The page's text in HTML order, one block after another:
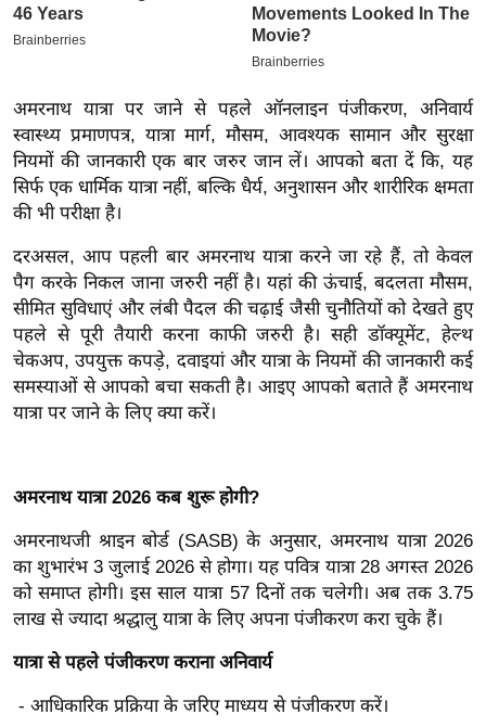
पे
प
मि
सा
ल
बे
मि
सा
ल
श
ख्सि
य
त
इं
डि
या
सा
हि
त्य
ग
अमरनाथ यात्रा पर जाने से पहले ऑनलाइन पंजीकरण, अनिवार्य
स्वास्थ्य प्रमाणपत्र, यात्रा मार्ग, मौसम, आवश्यक सामान और सुरक्षा
नियमों की जानकारी एक बार जरुर जान लें। आपको बता दें कि, यह
सिर्फ एक धार्मिक यात्रा नहीं, बल्कि धैर्य, अनुशासन और शारीरिक क्षमता
की भी परीक्षा है।
दरअसल, आप पहली बार अमरनाथ यात्रा करने जा रहे हैं, तो केवल
पैग करके निकल जाना जरुरी नहीं है। यहां की ऊंचाई, बदलता मौसम,
सीमित सुविधाएं और लंबी पैदल की चढ़ाई जैसी चुनौतियों को देखते हुए
पहले से पूरी तैयारी करना काफी जरुरी है। सही डॉक्यूमेंट, हेल्थ
चेकअप, उपयुक्त कपड़े, दवाइयां और यात्रा के नियमों की जानकारी कई
समस्याओं से आपको बचा सकती है। आइए आपको बताते हैं अमरनाथ
यात्रा पर जाने के लिए क्या करें।
अमरनाथ यात्रा 2026 कब शुरू होगी?
अमरनाथजी श्राइन बोर्ड (SASB) के अनुसार, अमरनाथ यात्रा 2026
का शुभारंभ 3 जुलाई 2026 से होगा। यह पवित्र यात्रा 28 अगस्त 2026
को समाप्त होगी। इस साल यात्रा 57 दिनों तक चलेगी। अब तक 3.75
लाख से ज्यादा श्रद्धालु यात्रा के लिए अपना पंजीकरण करा चुके हैं।
यात्रा से पहले पंजीकरण कराना अनिवार्य
- आधिकारिक प्रक्रिया के जरिए माध्यय से पंजीकरण करें।